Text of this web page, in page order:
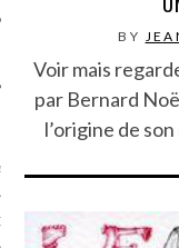
CARAVELLE
CARAVELLE
PODCAST
BY
Voir mais
par Bernard
l’origine de